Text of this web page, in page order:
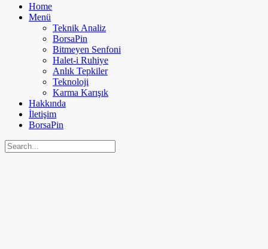
Home
Menü
Teknik Analiz
BorsaPin
Bitmeyen Senfoni
Halet-i Ruhiye
Anlık Tepkiler
Teknoloji
Karma Karışık
Hakkında
İletişim
BorsaPin